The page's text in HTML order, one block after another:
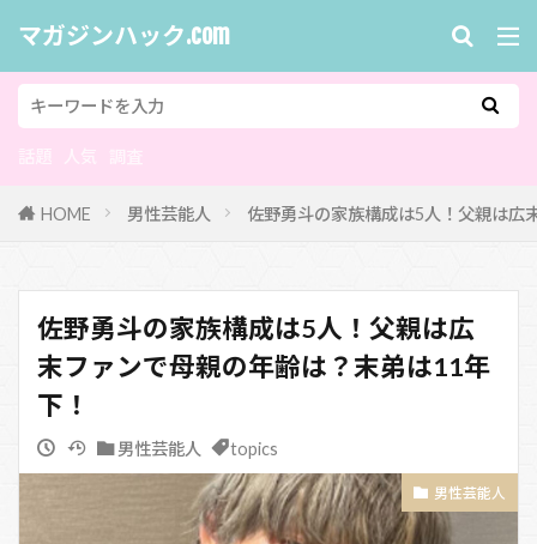
マガジンハック.com
HOME 男性芸能人 佐野勇斗の家族構成は5人！父親は広
佐野勇斗の家族構成は5人！父親は広
末ファンで母親の年齢は？末弟は11年
下！
男性芸能人 topics
男性芸能人